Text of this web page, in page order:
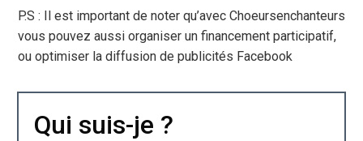
P.S : Il est important de noter qu’avec Choeursenchanteurs
vous pouvez aussi organiser un financement participatif,
ou optimiser la diffusion de publicités Facebook
Qui suis-je ?